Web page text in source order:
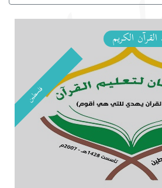
الكريم
فلسطين